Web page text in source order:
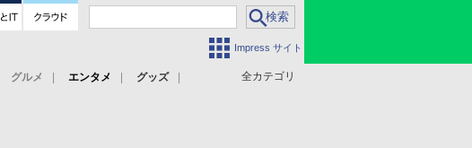
Impress サイト
全カテゴリ
グルメ エンタメ
グッズ